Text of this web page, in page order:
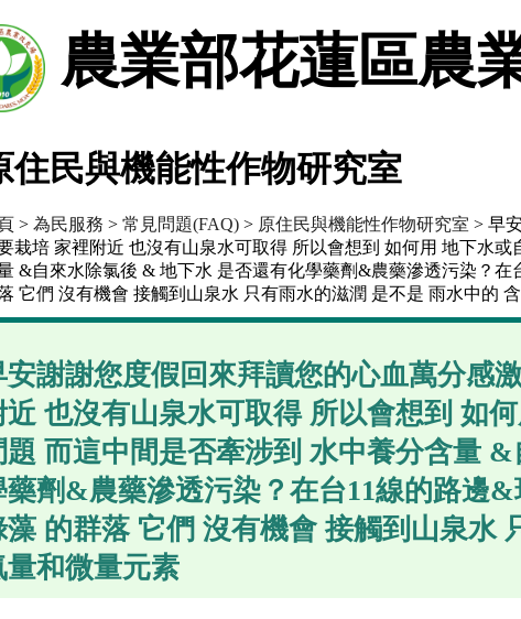
農業部花蓮區農
住民與機能性作物研究室
> 為民服務 > 常見問題(FAQ) > 原住民與機能性作物研究室 > 早
栽培 家裡附近 也沒有山泉水可取得 所以會想到 如何用 地下水
&自來水除氯後 & 地下水 是否還有化學藥劑&農藥滲透污染？
它們 沒有機會 接觸到山泉水 只有雨水的滋潤 是不是 雨水中的
安謝謝您度假回來拜讀您的心血萬分感
近 也沒有山泉水可取得 所以會想到 如
題 而這中間是否牽涉到 水中養分含量
藥劑&農藥滲透污染？在台11線的路邊
藻 的群落 它們 沒有機會 接觸到山泉水
量和微量元素